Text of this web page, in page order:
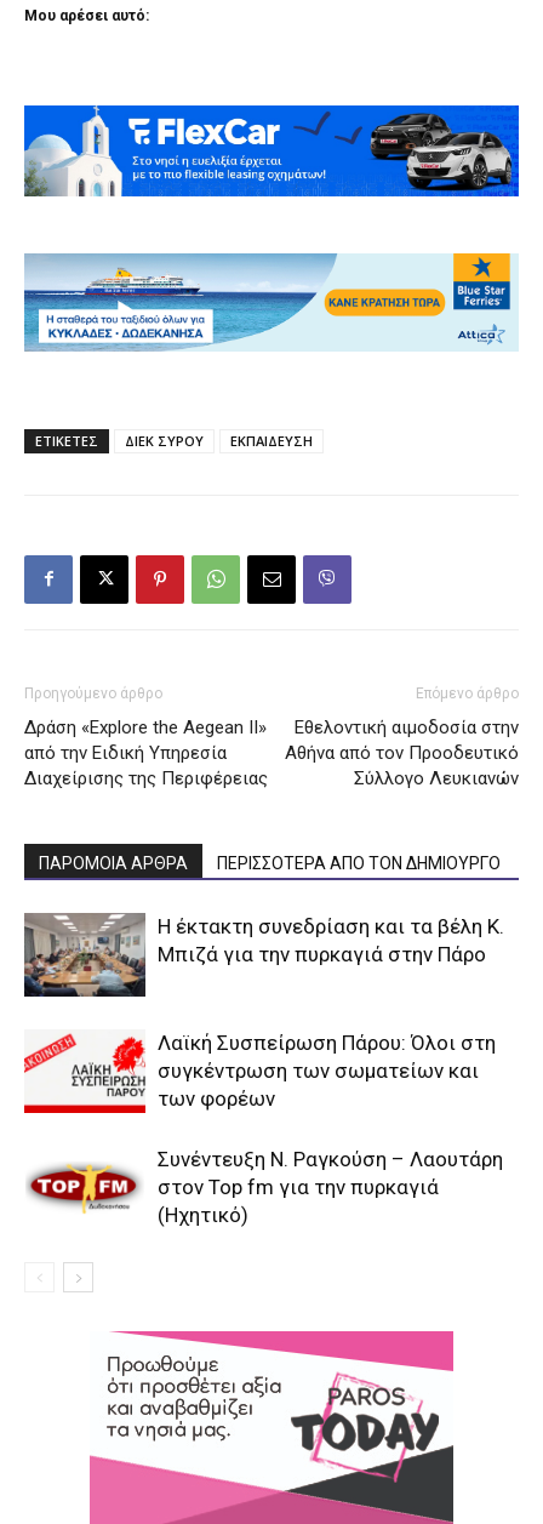
Μου αρέσει αυτό:
ΕΤΙΚΕΤΕΣ ΔΙΕΚ ΣΥΡΟΥ ΕΚΠΑΙΔΕΥΣΗ
Προηγούμενο άρθρο
Δράση «Explore the Aegean ΙΙ»
από την Ειδική Υπηρεσία
Διαχείρισης της Περιφέρειας
Επόμενο άρθρο
Εθελοντική αιμοδοσία στην
Αθήνα από τον Προοδευτικό
Σύλλογο Λευκιανών
ΠΑΡΟΜΟΙΑ ΑΡΘΡΑ ΠΕΡΙΣΣΟΤΕΡΑ ΑΠΟ ΤΟΝ ΔΗΜΙΟΥΡΓΟ
Η έκτακτη συνεδρίαση και τα βέλη Κ.
Μπιζά για την πυρκαγιά στην Πάρο
Λαϊκή Συσπείρωση Πάρου: Όλοι στη
συγκέντρωση των σωματείων και
των φορέων
Συνέντευξη Ν. Ραγκούση – Λαουτάρη
στον Top fm για την πυρκαγιά
(Ηχητικό)